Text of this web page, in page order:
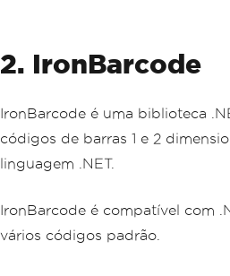
2. IronBarcode
IronBarcode é uma biblioteca
códigos de barras 1 e 2
linguagem .NET.
IronBarcode é compatível com
vários códigos padrão.